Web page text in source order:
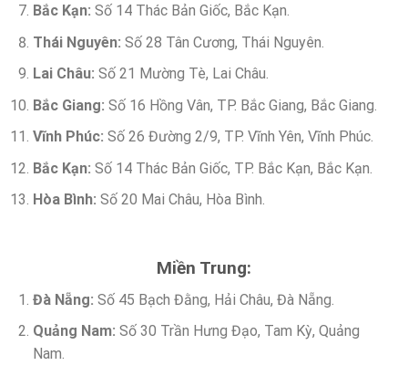
Bắc Kạn: Số 14 Thác Bản Giốc, Bắc Kạn.
Thái Nguyên: Số 28 Tân Cương, Thái Nguyên.
Lai Châu: Số 21 Mường Tè, Lai Châu.
Bắc Giang: Số 16 Hồng Vân, TP. Bắc Giang, Bắc Giang.
Vĩnh Phúc: Số 26 Đường 2/9, TP. Vĩnh Yên, Vĩnh Phúc.
Bắc Kạn: Số 14 Thác Bản Giốc, TP. Bắc Kạn, Bắc Kạn.
Hòa Bình: Số 20 Mai Châu, Hòa Bình.
Miền Trung:
Đà Nẵng: Số 45 Bạch Đằng, Hải Châu, Đà Nẵng.
Quảng Nam: Số 30 Trần Hưng Đạo, Tam Kỳ, Quảng
Nam.